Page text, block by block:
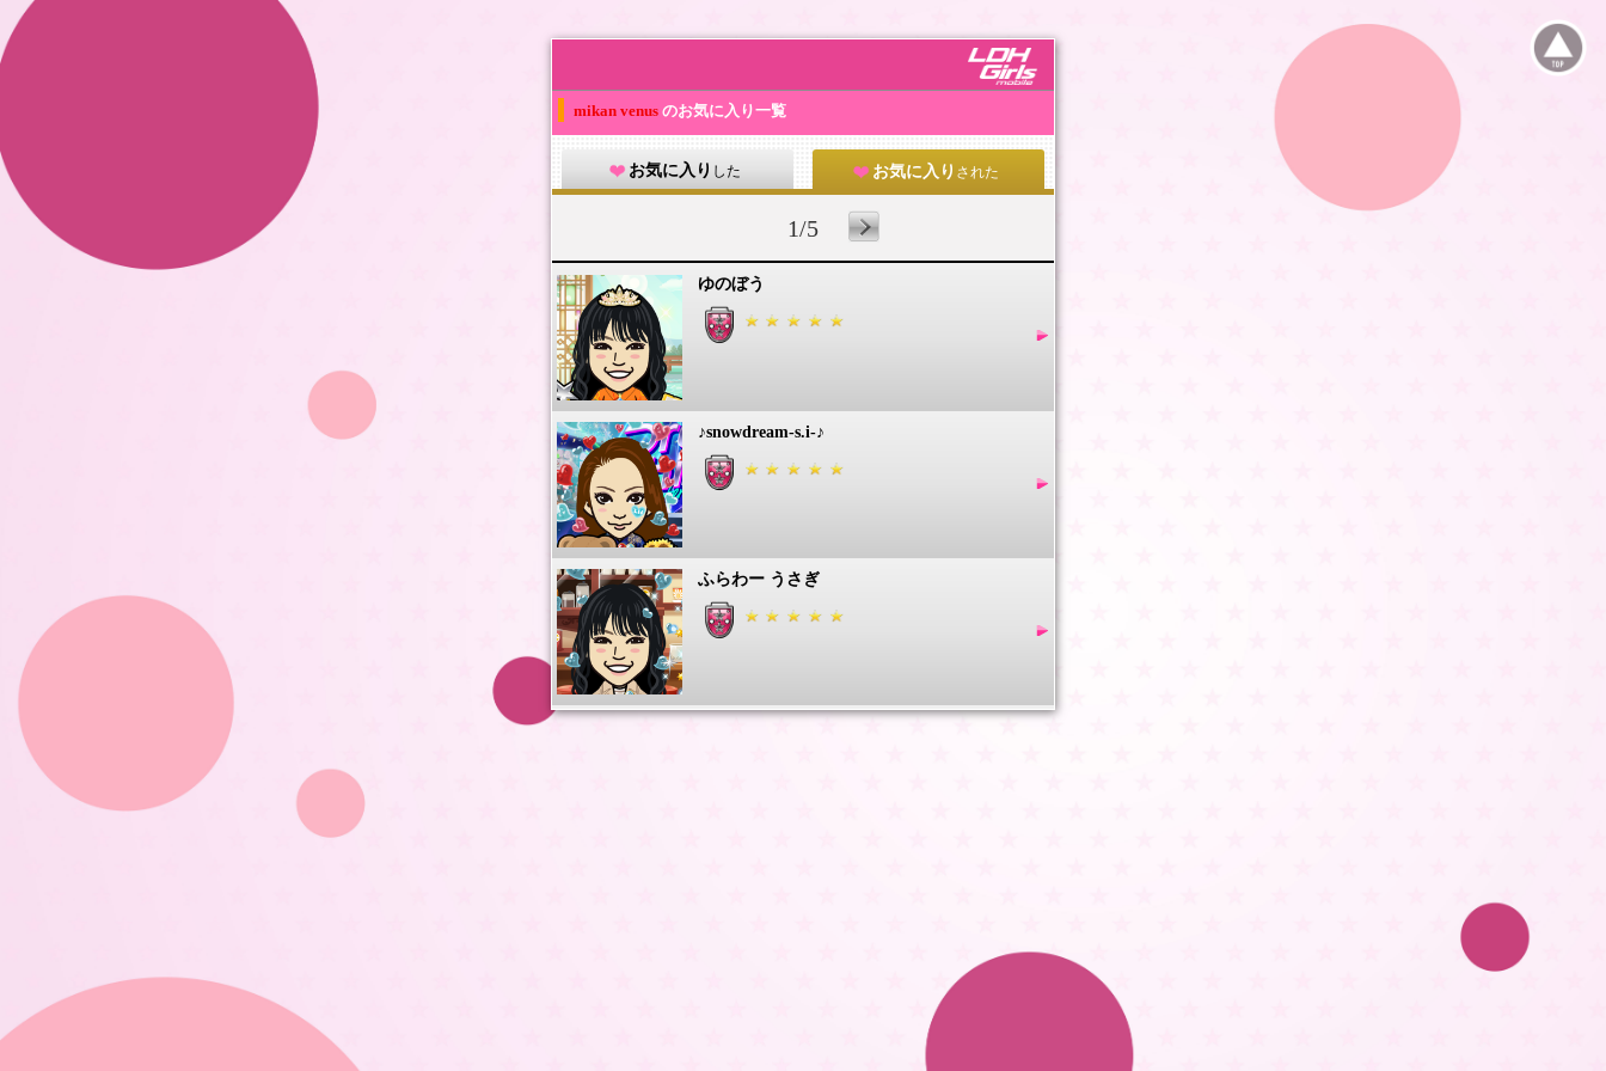
mikan venus のお気に入り一覧
お気に入り した お気に入り された
1/5
ゆのぼう
♪snowdream-s.i-♪
ふらわー うさぎ